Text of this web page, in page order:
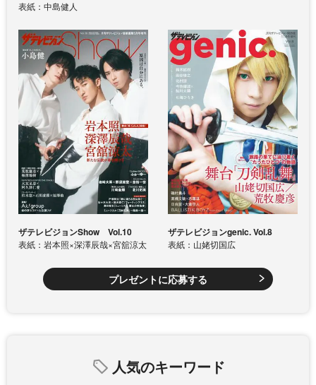
表紙：中島健人
ザテレビジョンShow Vol.10
表紙：岩本照×深澤辰哉×宮舘涼太
ザテレビジョンgenic. Vol.8
表紙：山姥切国広
プレゼントに応募する
人気のキーワード